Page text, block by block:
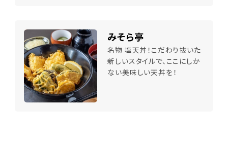
みそら亭
名物 塩天丼！こだわり抜いた
新しいスタイルで、ここにしか
ない美味しい天丼を！